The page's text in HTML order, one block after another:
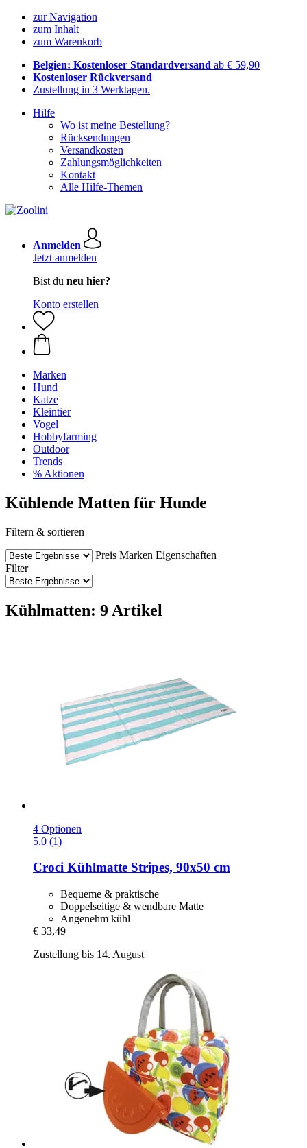
zur Navigation
zum Inhalt
zum Warenkorb
Belgien: Kostenloser Standardversand ab € 59,90
Kostenloser Rückversand
Zustellung in 3 Werktagen.
Hilfe
Wo ist meine Bestellung?
Rücksendungen
Versandkosten
Zahlungsmöglichkeiten
Kontakt
Alle Hilfe-Themen
Anmelden
Jetzt anmelden
Bist du neu hier?
Konto erstellen
Marken
Hund
Katze
Kleintier
Vogel
Hobbyfarming
Outdoor
Trends
% Aktionen
Kühlende Matten für Hunde
Filtern & sortieren
Preis Marken Eigenschaften
Filter
Kühlmatten: 9 Artikel
4 Optionen
5.0 (1)
Croci Kühlmatte Stripes, 90x50 cm
Bequeme & praktische
Doppelseitige & wendbare Matte
Angenehm kühl
€ 33,49
Zustellung bis 14. August